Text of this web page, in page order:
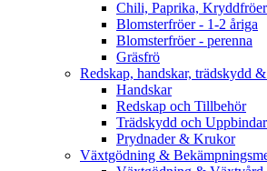
Chili, Paprika, Kryddfröer
Blomsterfröer - 1-2 åriga
Blomsterfröer - perenna
Gräsfrö
Redskap, handskar, trädskydd
Handskar
Redskap och Tillbehör
Trädskydd och
Prydnader & Krukor
Växtgödning &